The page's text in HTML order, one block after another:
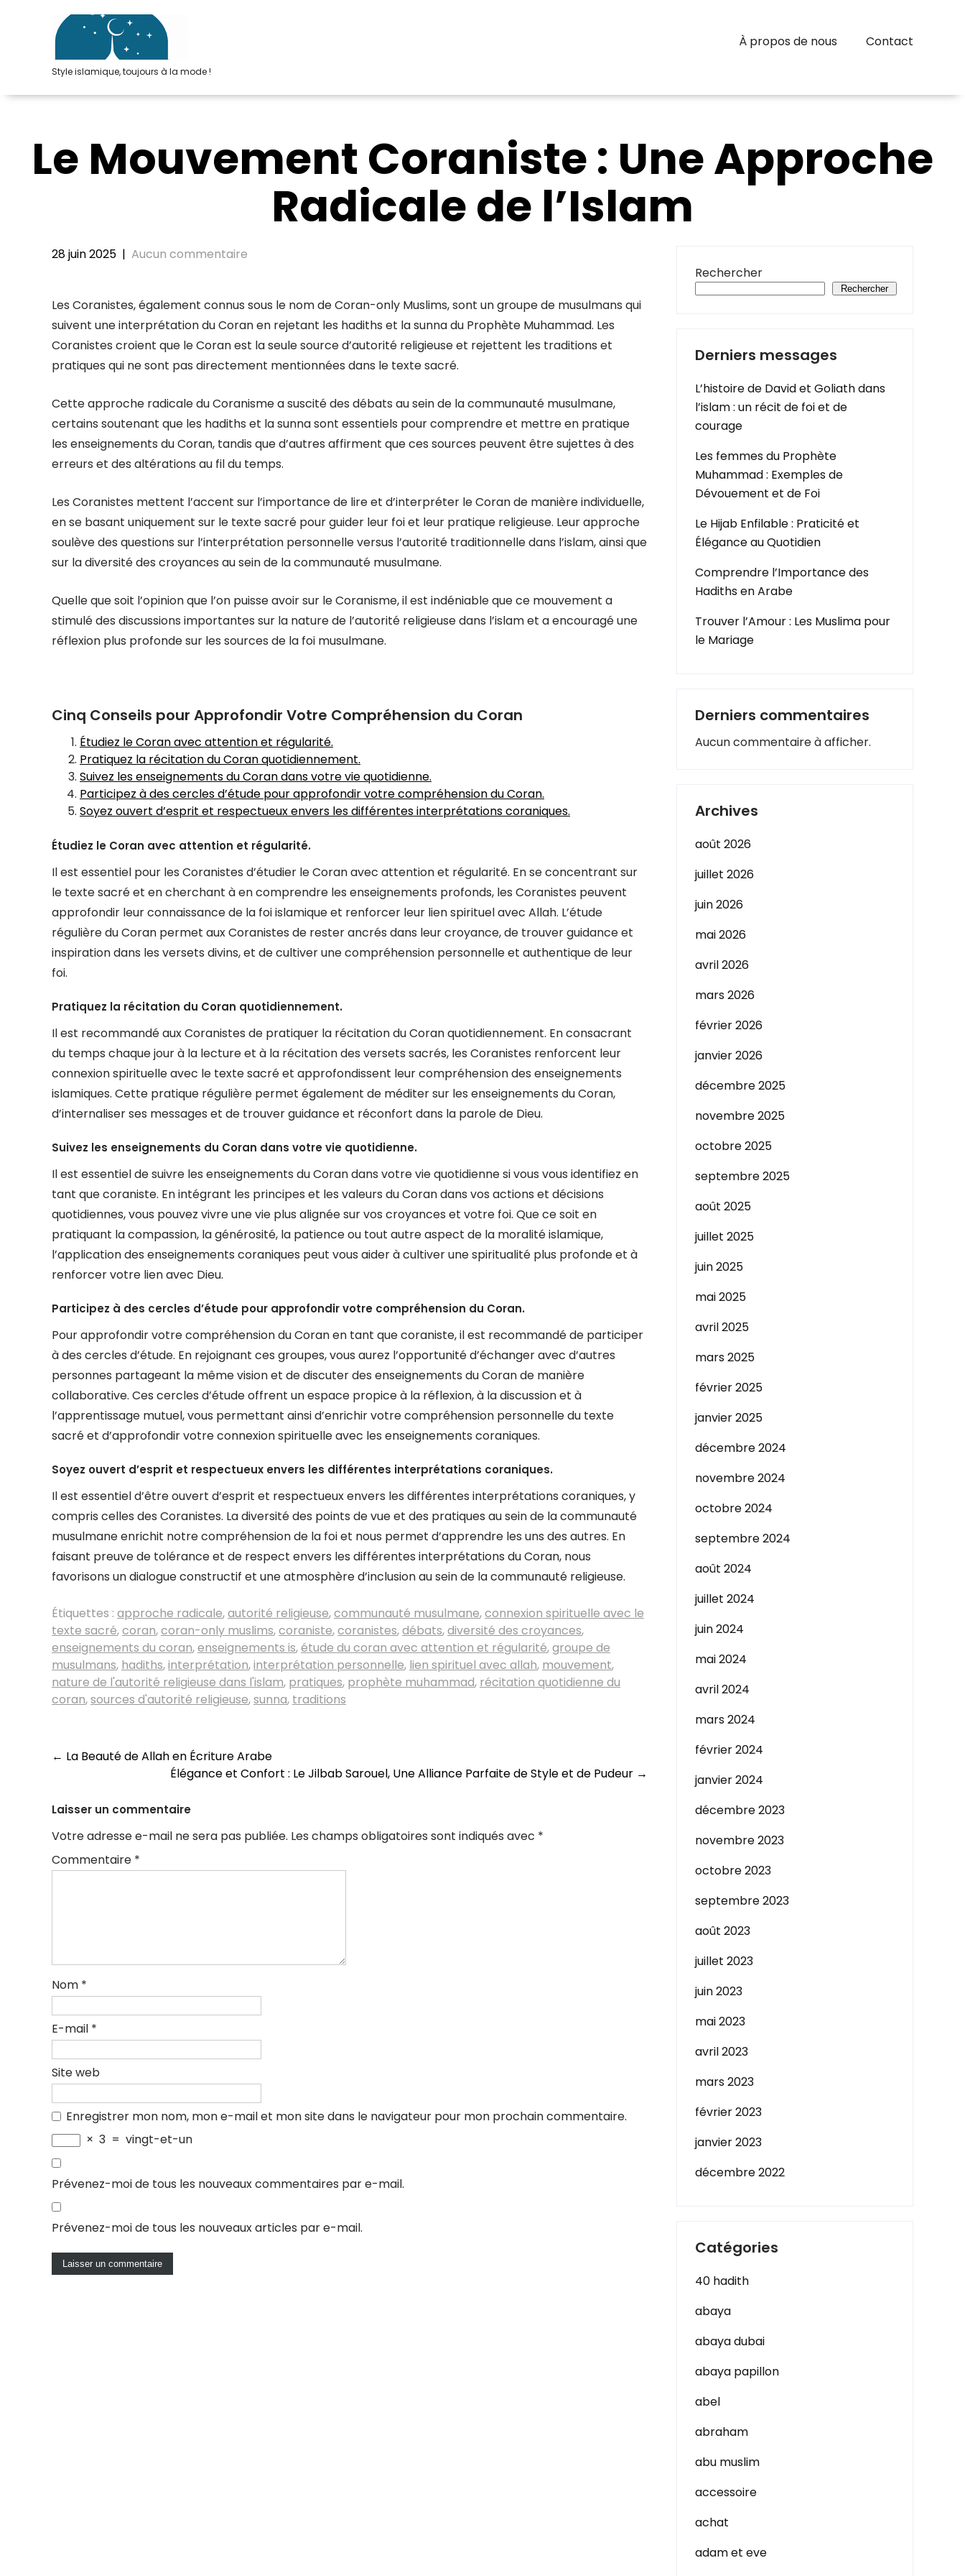
Style islamique, toujours à la mode !
À propos de nous Contact
Le Mouvement Coraniste : Une Approche
Radicale de l’Islam
28 juin 2025 | Aucun commentaire
Les Coranistes, également connus sous le nom de Coran-only Muslims, sont un groupe de musulmans qui
suivent une interprétation du Coran en rejetant les hadiths et la sunna du Prophète Muhammad. Les
Coranistes croient que le Coran est la seule source d’autorité religieuse et rejettent les traditions et
pratiques qui ne sont pas directement mentionnées dans le texte sacré.
Cette approche radicale du Coranisme a suscité des débats au sein de la communauté musulmane,
certains soutenant que les hadiths et la sunna sont essentiels pour comprendre et mettre en pratique
les enseignements du Coran, tandis que d’autres affirment que ces sources peuvent être sujettes à des
erreurs et des altérations au fil du temps.
Les Coranistes mettent l’accent sur l’importance de lire et d’interpréter le Coran de manière individuelle,
en se basant uniquement sur le texte sacré pour guider leur foi et leur pratique religieuse. Leur approche
soulève des questions sur l’interprétation personnelle versus l’autorité traditionnelle dans l’islam, ainsi que
sur la diversité des croyances au sein de la communauté musulmane.
Quelle que soit l’opinion que l’on puisse avoir sur le Coranisme, il est indéniable que ce mouvement a
stimulé des discussions importantes sur la nature de l’autorité religieuse dans l’islam et a encouragé une
réflexion plus profonde sur les sources de la foi musulmane.
Cinq Conseils pour Approfondir Votre Compréhension du Coran
Étudiez le Coran avec attention et régularité.
Pratiquez la récitation du Coran quotidiennement.
Suivez les enseignements du Coran dans votre vie quotidienne.
Participez à des cercles d’étude pour approfondir votre compréhension du Coran.
Soyez ouvert d’esprit et respectueux envers les différentes interprétations coraniques.
Étudiez le Coran avec attention et régularité.
Il est essentiel pour les Coranistes d’étudier le Coran avec attention et régularité. En se concentrant sur
le texte sacré et en cherchant à en comprendre les enseignements profonds, les Coranistes peuvent
approfondir leur connaissance de la foi islamique et renforcer leur lien spirituel avec Allah. L’étude
régulière du Coran permet aux Coranistes de rester ancrés dans leur croyance, de trouver guidance et
inspiration dans les versets divins, et de cultiver une compréhension personnelle et authentique de leur
foi.
Pratiquez la récitation du Coran quotidiennement.
Il est recommandé aux Coranistes de pratiquer la récitation du Coran quotidiennement. En consacrant
du temps chaque jour à la lecture et à la récitation des versets sacrés, les Coranistes renforcent leur
connexion spirituelle avec le texte sacré et approfondissent leur compréhension des enseignements
islamiques. Cette pratique régulière permet également de méditer sur les enseignements du Coran,
d’internaliser ses messages et de trouver guidance et réconfort dans la parole de Dieu.
Suivez les enseignements du Coran dans votre vie quotidienne.
Il est essentiel de suivre les enseignements du Coran dans votre vie quotidienne si vous vous identifiez en
tant que coraniste. En intégrant les principes et les valeurs du Coran dans vos actions et décisions
quotidiennes, vous pouvez vivre une vie plus alignée sur vos croyances et votre foi. Que ce soit en
pratiquant la compassion, la générosité, la patience ou tout autre aspect de la moralité islamique,
l’application des enseignements coraniques peut vous aider à cultiver une spiritualité plus profonde et à
renforcer votre lien avec Dieu.
Participez à des cercles d’étude pour approfondir votre compréhension du Coran.
Pour approfondir votre compréhension du Coran en tant que coraniste, il est recommandé de participer
à des cercles d’étude. En rejoignant ces groupes, vous aurez l’opportunité d’échanger avec d’autres
personnes partageant la même vision et de discuter des enseignements du Coran de manière
collaborative. Ces cercles d’étude offrent un espace propice à la réflexion, à la discussion et à
l’apprentissage mutuel, vous permettant ainsi d’enrichir votre compréhension personnelle du texte
sacré et d’approfondir votre connexion spirituelle avec les enseignements coraniques.
Soyez ouvert d’esprit et respectueux envers les différentes interprétations coraniques.
Il est essentiel d’être ouvert d’esprit et respectueux envers les différentes interprétations coraniques, y
compris celles des Coranistes. La diversité des points de vue et des pratiques au sein de la communauté
musulmane enrichit notre compréhension de la foi et nous permet d’apprendre les uns des autres. En
faisant preuve de tolérance et de respect envers les différentes interprétations du Coran, nous
favorisons un dialogue constructif et une atmosphère d’inclusion au sein de la communauté religieuse.
Étiquettes : approche radicale,autorité religieuse,communauté musulmane,connexion spirituelle avec le
texte sacré,coran,coran-only muslims,coraniste,coranistes,débats,diversité des croyances,
enseignements du coran,enseignements is,étude du coran avec attention et régularité,groupe de
musulmans, hadiths,interprétation,interprétation personnelle, lien spirituel avec allah, mouvement,
nature de l'autorité religieuse dans l'islam, pratiques, prophète muhammad, récitation quotidienne du
coran,sources d'autorité religieuse,sunna, traditions
Navigation
articles
← La Beauté de Allah en Écriture Arabe
Élégance et Confort : Le Jilbab Sarouel, Une Alliance Parfaite de Style et de Pudeur →
Laisser un commentaire
Votre adresse e-mail ne sera pas publiée. Les champs obligatoires sont indiqués avec *
Commentaire *
Nom *
E-mail *
Site web
Enregistrer mon nom, mon e-mail et mon site dans le navigateur pour mon prochain commentaire.
× 3 = vingt-et-un
Prévenez-moi de tous les nouveaux commentaires par e-mail.
Prévenez-moi de tous les nouveaux articles par e-mail.
Rechercher
Rechercher
Derniers messages
L’histoire de David et Goliath dans
l’islam : un récit de foi et de
courage
Les femmes du Prophète
Muhammad : Exemples de
Dévouement et de Foi
Le Hijab Enfilable : Praticité et
Élégance au Quotidien
Comprendre l’Importance des
Hadiths en Arabe
Trouver l’Amour : Les Muslima pour
le Mariage
Derniers commentaires
Aucun commentaire à afficher.
Archives
août 2026
juillet 2026
juin 2026
mai 2026
avril 2026
mars 2026
février 2026
janvier 2026
décembre 2025
novembre 2025
octobre 2025
septembre 2025
août 2025
juillet 2025
juin 2025
mai 2025
avril 2025
mars 2025
février 2025
janvier 2025
décembre 2024
novembre 2024
octobre 2024
septembre 2024
août 2024
juillet 2024
juin 2024
mai 2024
avril 2024
mars 2024
février 2024
janvier 2024
décembre 2023
novembre 2023
octobre 2023
septembre 2023
août 2023
juillet 2023
juin 2023
mai 2023
avril 2023
mars 2023
février 2023
janvier 2023
décembre 2022
Catégories
40 hadith
abaya
abaya dubai
abaya papillon
abel
abraham
abu muslim
accessoire
achat
adam et eve